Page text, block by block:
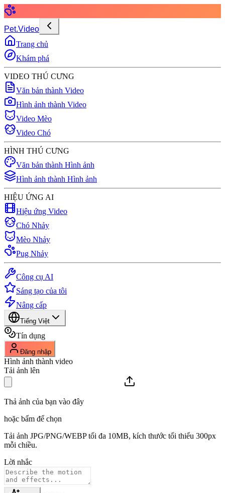
Pet.Video
Trang chủ
Khám phá
VIDEO THÚ CƯNG
Văn bản thành Video
Hình ảnh thành Video
Video Mèo
Video Chó
HÌNH THÚ CƯNG
Văn bản thành Hình ảnh
Hình ảnh thành Hình ảnh
HIỆU ỨNG AI
Hiệu ứng Video
Chó Nhảy
Mèo Nhảy
Pug Nhảy
Công cụ AI
Sáng tạo của tôi
Nâng cấp
Tiếng Việt
Tín dụng
Đăng nhập
Hình ảnh thành video
Tải ảnh lên
Thả ảnh của bạn vào đây
hoặc bấm để chọn
Tải ảnh JPG/PNG/WEBP tối đa 10MB, kích thước tối thiểu 300px
mỗi chiều.
Lời nhắc